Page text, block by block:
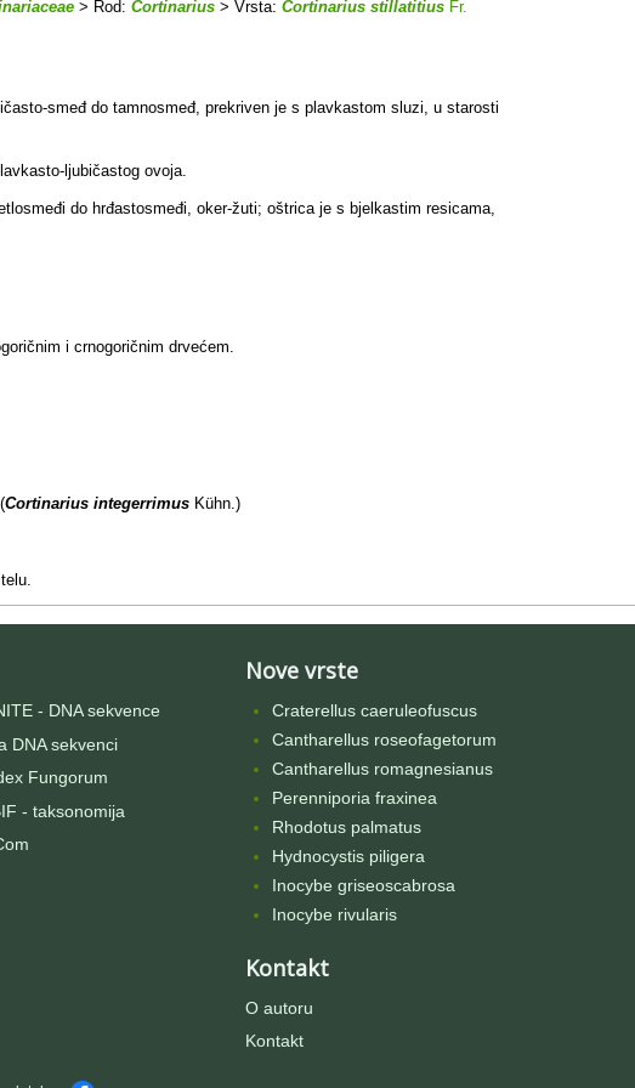
> Rod: Cortinarius > Vrsta: Cortinarius stillatitius Fr.
smeđ do tamnosmeđ, prekriven je s plavkastom sluzi, u starosti
ljubičastog ovoja.
do hrđastosmeđi, oker-žuti; oštrica je s bjelkastim resicama,
i crnogoričnim drvećem.
Cortinarius integerrimus Kühn.)
- DNA sekvence
DNA sekvenci
Fungorum
- taksonomija
Nove vrste
Craterellus caeruleofuscus
Cantharellus roseofagetorum
Cantharellus romagnesianus
Perenniporia fraxinea
Rhodotus palmatus
Hydnocystis piligera
Inocybe griseoscabrosa
Inocybe rivularis
Kontakt
O autoru
Kontakt